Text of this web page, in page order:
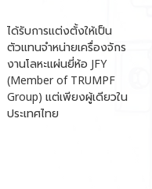
ได้รับการแต่งตั้งให้เป็น
ตัวแทนจำหน่ายเครื่องจักร
งานโลหะแผ่นยี่ห้อ JFY
(Member of TRUMPF
Group) แต่เพียงผู้เดียวใน
ประเทศไทย